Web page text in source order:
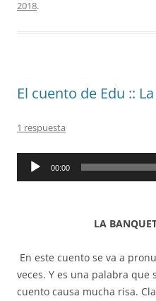
2018.
El cuento de Edu ::
1 respuesta
Reproductor
00:00
LA
En este cuento se va a
veces. Y es una palabra
cuento causa mucha risa.